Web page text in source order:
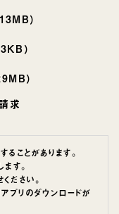
）
）
）
求
ことがあります。
す。
ださい。
プリのダウンロードが